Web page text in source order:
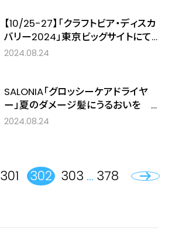
【10/25-27】「クラフトビア・ディスカ
バリー2024」東京ビッグサイトにて
開催決定！北海道美深町から沖縄県
数！
2024.08.24
SALONIA「グロッシーケアドライヤ
ー」夏のダメージ髪にうるおいを
パール髪ノズル × マイナスイオン ×
2024.08.24
301 302 303 … 378